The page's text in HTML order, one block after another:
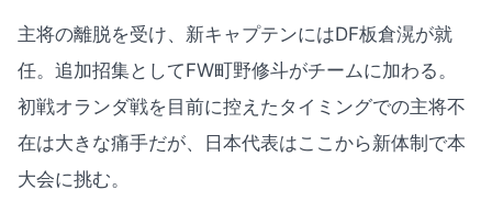
主将の離脱を受け、新キャプテンにはDF板倉滉が就
任。追加招集としてFW町野修斗がチームに加わる。
初戦オランダ戦を目前に控えたタイミングでの主将不
在は大きな痛手だが、日本代表はここから新体制で本
大会に挑む。